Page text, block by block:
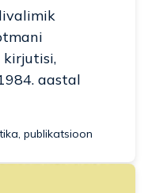
aastal
, publikatsioon